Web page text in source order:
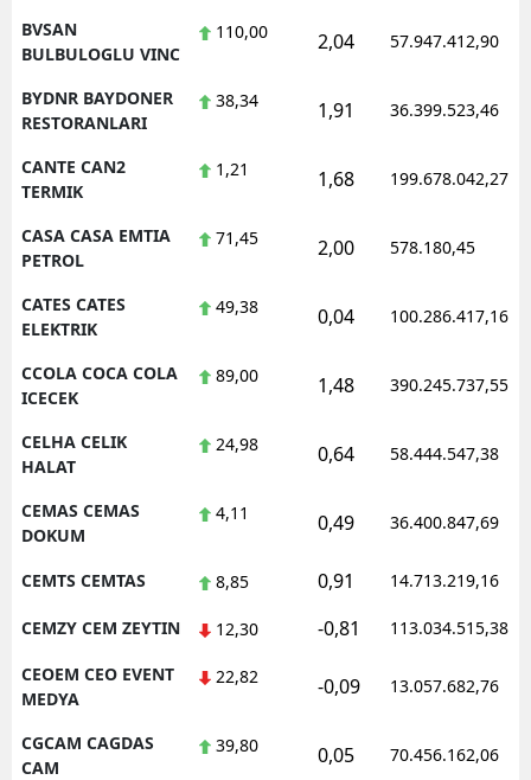
BVSAN
BULBULOGLU VINC
110,00 2,04 57.947.412,90
BYDNR BAYDONER
RESTORANLARI
38,34 1,91 36.399.523,46
CANTE CAN2
TERMIK
1,21 1,68 199.678.042,27
CASA CASA EMTIA
PETROL
71,45 2,00 578.180,45
CATES CATES
ELEKTRIK
49,38 0,04 100.286.417,16
CCOLA COCA COLA
ICECEK
89,00 1,48 390.245.737,55
CELHA CELIK
HALAT
24,98 0,64 58.444.547,38
CEMAS CEMAS
DOKUM
4,11 0,49 36.400.847,69
CEMTS CEMTAS 8,85 0,91 14.713.219,16
CEMZY CEM ZEYTIN 12,30 -0,81 113.034.515,38
CEOEM CEO EVENT
MEDYA
22,82 -0,09 13.057.682,76
CGCAM CAGDAS
CAM
39,80 0,05 70.456.162,06